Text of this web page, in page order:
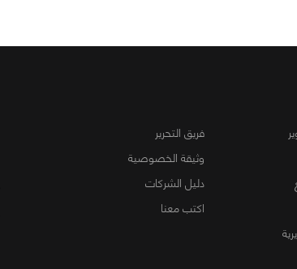
فريق التحرير
وثيقة الخصوصية
دليل الشركات
اكتب معنا